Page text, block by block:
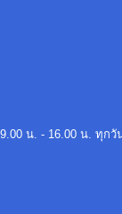
น. - 16.00 น. ทุก